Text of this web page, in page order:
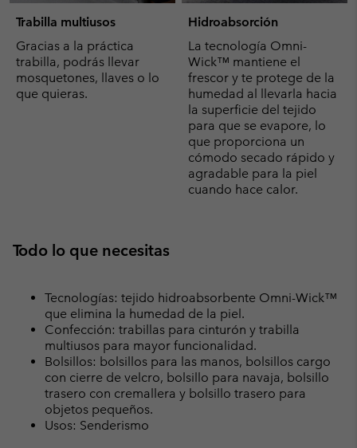
Trabilla multiusos
Gracias a la práctica
trabilla, podrás llevar
mosquetones, llaves o lo
que quieras.
Hidroabsorción
La tecnología Omni-
Wick™ mantiene el
frescor y te protege de la
humedad al llevarla hacia
la superficie del tejido
para que se evapore, lo
que proporciona un
cómodo secado rápido y
agradable para la piel
cuando hace calor.
Todo lo que necesitas
Tecnologías: tejido hidroabsorbente Omni-Wick™
que elimina la humedad de la piel.
Confección: trabillas para cinturón y trabilla
multiusos para mayor funcionalidad.
Bolsillos: bolsillos para las manos, bolsillos cargo
con cierre de velcro, bolsillo para navaja, bolsillo
trasero con cremallera y bolsillo trasero para
objetos pequeños.
Usos: Senderismo